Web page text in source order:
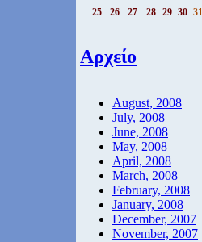
25
26 27 28 29 30 31
Αρχείο
August, 2008
July, 2008
June, 2008
May, 2008
April, 2008
March, 2008
February, 2008
January, 2008
December, 2007
November, 2007